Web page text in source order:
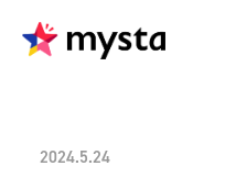
2024.5.24